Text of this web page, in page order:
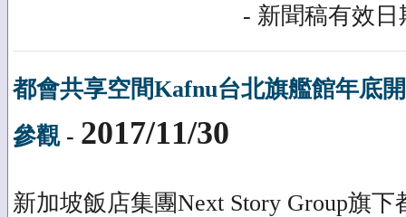
- 新聞稿有效日
都會共享空間Kafnu台北旗艦館年底
參觀- 2017/11/30
新加坡飯店集團Next Story Group旗